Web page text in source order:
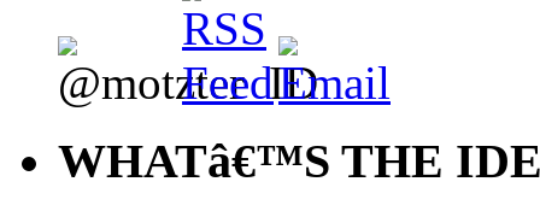
WHATâ€™S THE